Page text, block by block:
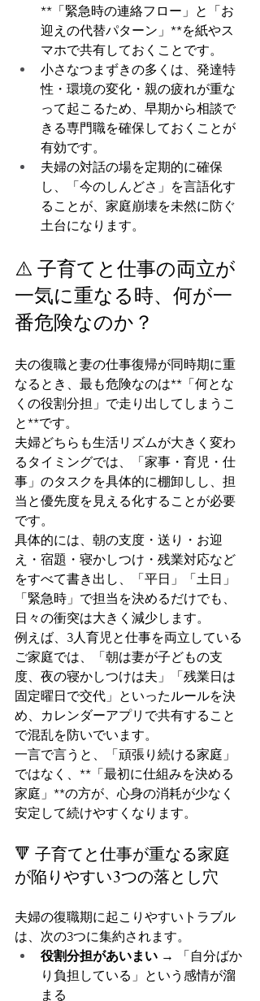
**「緊急時の連絡フロー」と「お
迎えの代替パターン」**を紙やス
マホで共有しておくことです。
小さなつまずきの多くは、発達特
性・環境の変化・親の疲れが重な
って起こるため、早期から相談で
きる専門職を確保しておくことが
有効です。
夫婦の対話の場を定期的に確保
し、「今のしんどさ」を言語化す
ることが、家庭崩壊を未然に防ぐ
土台になります。
⚠️ 子育てと仕事の両立が
一気に重なる時、何が一
番危険なのか？
夫の復職と妻の仕事復帰が同時期に重
なるとき、最も危険なのは**「何とな
くの役割分担」で走り出してしまうこ
と**です。
夫婦どちらも生活リズムが大きく変わ
るタイミングでは、「家事・育児・仕
事」のタスクを具体的に棚卸しし、担
当と優先度を見える化することが必要
です。
具体的には、朝の支度・送り・お迎
え・宿題・寝かしつけ・残業対応など
をすべて書き出し、「平日」「土日」
「緊急時」で担当を決めるだけでも、
日々の衝突は大きく減少します。
例えば、3人育児と仕事を両立している
ご家庭では、「朝は妻が子どもの支
度、夜の寝かしつけは夫」「残業日は
固定曜日で交代」といったルールを決
め、カレンダーアプリで共有すること
で混乱を防いでいます。
一言で言うと、「頑張り続ける家庭」
ではなく、**「最初に仕組みを決める
家庭」**の方が、心身の消耗が少なく
安定して続けやすくなります。
🔻 子育てと仕事が重なる家庭
が陥りやすい3つの落とし穴
夫婦の復職期に起こりやすいトラブル
は、次の3つに集約されます。
役割分担があいまい → 「自分ばか
り負担している」という感情が溜
まる